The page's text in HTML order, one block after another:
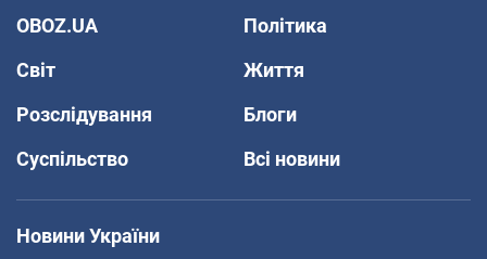
OBOZ.UA
Політика
Світ
Життя
Розслідування
Блоги
Суспільство
Всі новини
Новини України